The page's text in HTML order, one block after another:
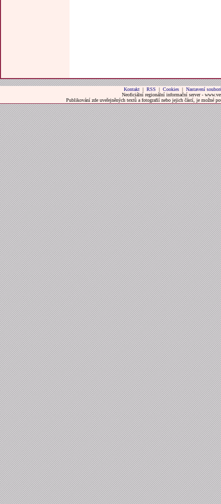
Kontakt| RSS | Cookies| Nastavení
Neoficiální regionální informační server -
Publikování zde uveřejněných textů a fotografií nebo jejich částí, je možné